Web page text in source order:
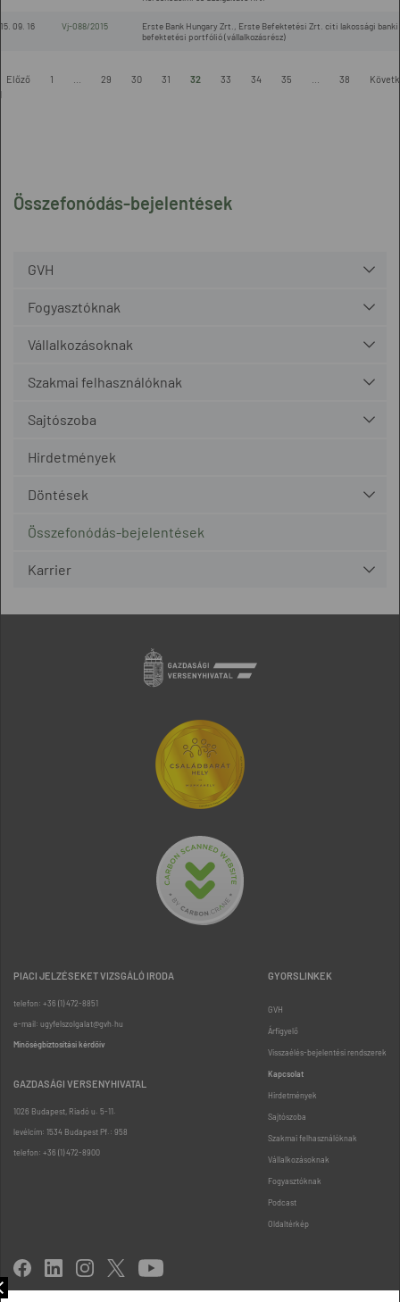
Összefonódás-bejelentések
GVH
Fogyasztóknak
Vállalkozásoknak
Szakmai felhasználóknak
Sajtószoba
Hirdetmények
Döntések
Összefonódás-bejelentések
Karrier
09. 16 Vj-088/2015
Erste Bank Hungary Zrt., Erste Befektetési Zrt. citi lakossági banki
befektetési portfólió (vállalkozásrész)
Előző 1 29 30 31 32 33 34 35 38
PIACI JELZÉSEKET VIZSGÁLÓ IRODA
telefon: +36 (1) 472-8851
e-mail: ugyfelszolgalat@gvh.hu
Minőségbiztosítási kérdőív
GAZDASÁGI VERSENYHIVATAL
1026 Budapest, Riadó u. 5-11.
levélcím: 1534 Budapest Pf.: 958
telefon: +36 (1) 472-8900
GYORSLINKEK
GVH
Árfigyelő
Visszaélés-bejelentési rendszerek
Kapcsolat
Hirdetmények
Sajtószoba
Szakmai felhasználóknak
Vállalkozásoknak
Fogyasztóknak
Podcast
Oldaltérkép